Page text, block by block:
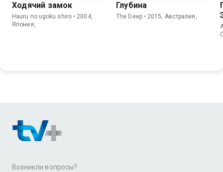
Ходячий замок
Hauru no ugoku shiro • 2004,
Япония,
Глубина
The Deep • 2015, Австралия,
Возникли вопросы?